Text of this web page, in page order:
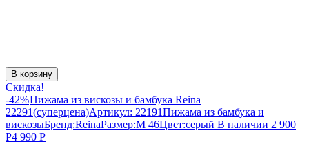
В корзину
Скидка!
-42%Пижама из вискозы и бамбука Reina
22291(суперцена)Артикул: 22191Пижама из бамбука и
вискозыБренд:ReinaРазмер:M 46Цвет:серый В наличии 2 900
Р4 990 Р